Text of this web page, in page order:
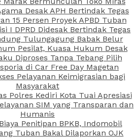
Desak APH Bertindak Tegas
15 Persen Proyek APBD Tuban
I DPRD Didesak Bertindak Tegas
Tulungagung Babak Belur
Pesilat, Kuasa Hukum Desak
Diproses Tanpa Tebang Pilih
di Car Free Day Magetan
Pelayanan Keimigrasian bagi
Masyarakat
Polres Kediri Kota Tuai Apresiasi
SIM yang Transparan dan
Humanis
Penitipan BPKB, Indomobil
Tuban Bakal Dilaporkan OJK